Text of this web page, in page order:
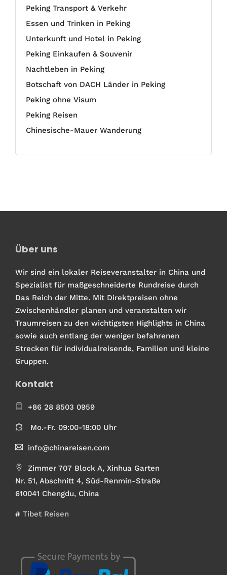
Peking Transport & Verkehr
Essen und Trinken in Peking
Unterkunft und Hotel in Peking
Peking Einkaufen & Souvenir
Nachtleben in Peking
Botschaft von DACH Länder in Peking
Peking ohne Visum
Peking Reisen
Chinesische-Mauer Wanderung
Über uns
Wir sind ein lokaler Reiseveranstalter in China und
Spezialist für maßgeschneiderte Rundreise durch
Das Reich der Mitte. Mit Direktpreisen ohne
Zwischenhändler planen und veranstalten wir
Traumreisen zu den wichtigsten Highlights in China
sowie auch entlang der weniger befahrenen
Strecken für individualreisende, Familien und kleine
Gruppen.
Kontakt
+86 28 8503 0959
Mo.-Fr. 09:00-18:00 Uhr
info@chinareisen.com
Zimmer 707 Block A, Xinhua Garten
Nr. 51, Abschnitt 4, Süd-Renmin-Straße
610041 Chengdu, China
# Tibet Reisen